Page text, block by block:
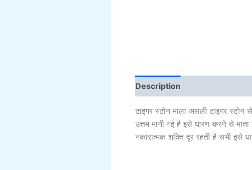
Description
टाइगर स्टोन माला असली टाइगर स्टोन
उत्तम मानी गई है इसे धारण करने से
नकारात्मक शक्ति दूर रहती है सभी इसे